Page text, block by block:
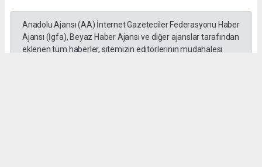
Anadolu Ajansı (AA) İnternet Gazeteciler Federasyonu Haber
Ajansı (İgfa), Beyaz Haber Ajansı ve diğer ajanslar tarafından
eklenen tüm haberler, sitemizin editörlerinin müdahalesi